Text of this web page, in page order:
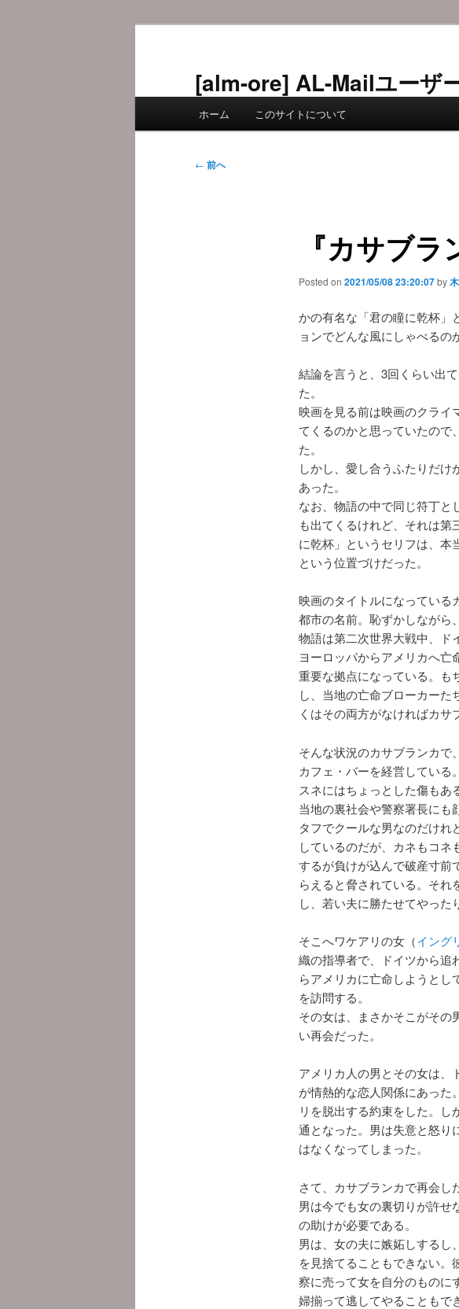
[alm-ore] AL-Mailユーザ
ホーム このサイトについて
投
← 前へ
『カサブ
Posted on 2021/05/08 23:20:07by
かの有名な「君の瞳に乾杯」
ョンでどんな風にしゃべるの
結論を言うと、3回くらい出
た。
映画を見る前は映画のクライ
てくるのかと思っていたので
た。
しかし、愛し合うふたりだ
あった。
なお、物語の中で同じ符丁と
も出てくるけれど、それは
に乾杯」というセリフは、本
という位置づけだった。
映画のタイトルになっている
都市の名前。恥ずかしながら
物語は第二次世界大戦中、ド
ヨーロッパからアメリカへ亡
重要な拠点になっている。も
し、当地の亡命ブローカー
くはその両方がなければカサ
そんな状況のカサブランカで
カフェ・バーを経営している
スネにはちょっとした傷もあ
当地の裏社会や警察署長にも
タフでクールな男なのだけれ
しているのだが、カネもコネ
するが負けが込んで破産寸前
らえると脅されている。そ
し、若い夫に勝たせてやった
そこへワケアリの女（イング
織の指導者で、ドイツから追
らアメリカに亡命しようと
を訪問する。
その女は、まさかそこがその
い再会だった。
アメリカ人の男とその女は、
が情熱的な恋人関係にあった
リを脱出する約束をした。
通となった。男は失意と怒り
はなくなってしまった。
さて、カサブランカで再会し
男は今でも女の裏切りが許せ
の助けが必要である。
男は、女の夫に嫉妬しするし
を見捨てることもできない
察に売って女を自分のものに
婦揃って逃してやることもで